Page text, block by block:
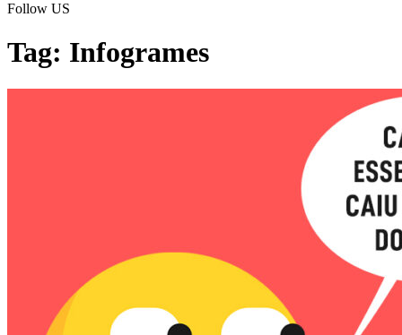
Follow US
Tag: Infogrames